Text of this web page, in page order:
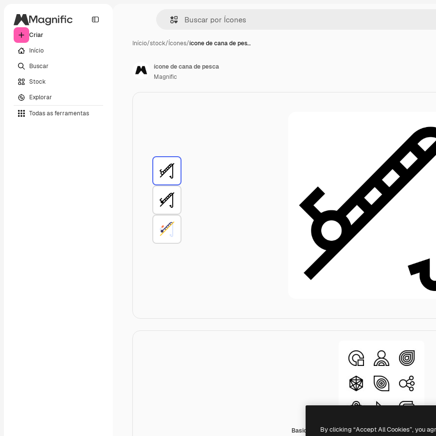
Criar
Início
Buscar
Stock
Explorar
Todas as ferramentas
Início/stock/Ícones/ícone de cana de pes…
Basic Straight Lineal
ícone de cana de pesca
Magnific
By clicking “Accept All Cookies”, you